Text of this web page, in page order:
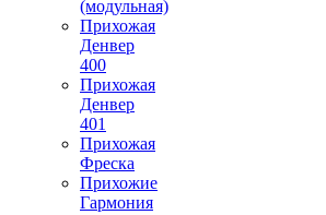
(модульная)
Прихожая
Денвер
400
Прихожая
Денвер
401
Прихожая
Фреска
Прихожие
Гармония